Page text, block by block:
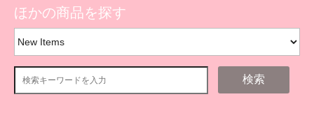
ほかの商品を探す
検索